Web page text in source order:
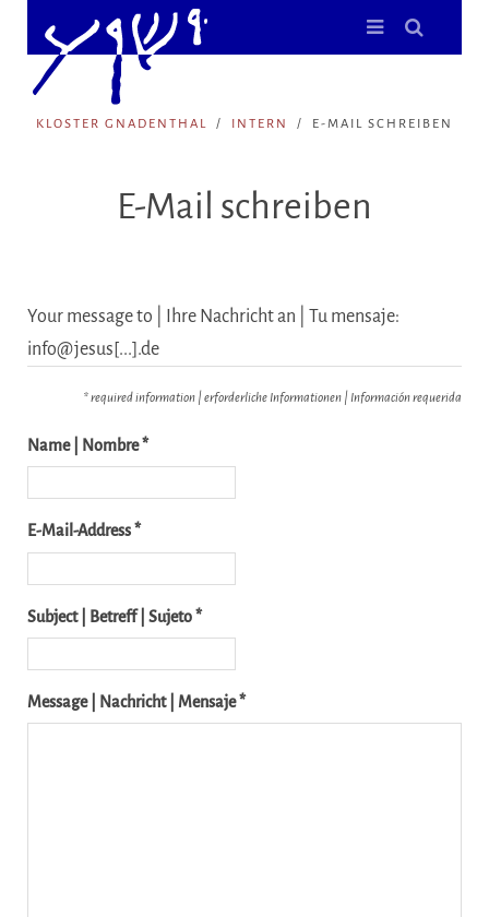
KLOSTER GNADENTHAL INTERN E-MAIL SCHREIBEN
E-Mail schreiben
Your message to | Ihre Nachricht an | Tu mensaje:
info@jesus[...].de
* required information | erforderliche Informationen | Información requerida
Name | Nombre *
E-Mail-Address *
Subject | Betreff | Sujeto *
Message | Nachricht | Mensaje *